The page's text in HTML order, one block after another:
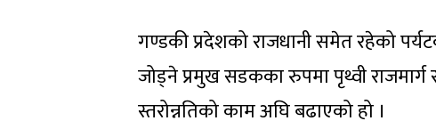
गण्डकी प्रदेशको राजधानी समेत रहेको
जोड्ने प्रमुख सडकका रुपमा पृथ्वी राजमार्ग
स्तरोन्नतिको काम अघि बढाएको हो ।